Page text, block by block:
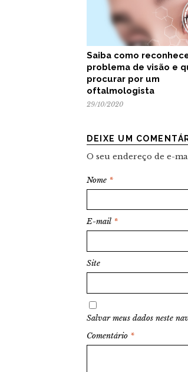
Saiba como
problema de visão e
procurar por um
oftalmologista
29/10/2020
DEIXE UM
O seu endereço de e-
Nome *
E-mail *
Site
Salvar meus dados neste
Comentário *